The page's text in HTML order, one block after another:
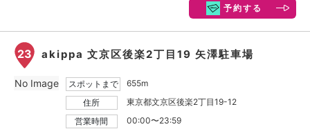
予約する
23 akippa 文京区後楽2丁目19 矢澤駐車場
スポットまで
655m
住所
東京都文京区後楽2丁目19-12
営業時間
00:00〜23:59
No Image